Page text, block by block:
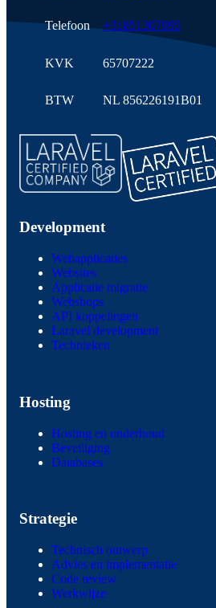
Telefoon +31851307995
KVK 65707222
BTW NL 856226191B01
Development
Webapplicaties
Websites
Applicatie migratie
Webshops
API koppelingen
Laravel development
Technieken
Hosting
Hosting en onderhoud
Beveiliging
Databases
Strategie
Technisch ontwerp
Advies en implementatie
Code review
Werkwijze